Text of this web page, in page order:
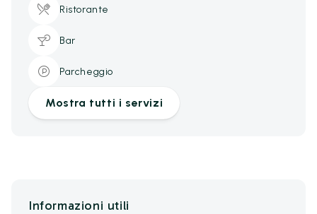
Ristorante
Bar
Parcheggio
Mostra tutti i servizi
Informazioni utili